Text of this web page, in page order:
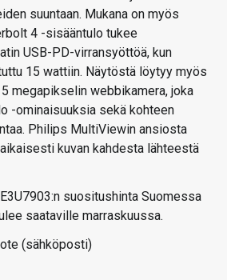
suuntaan. Mukana on myös
4 -sisääntulo tukee
USB-PD-virransyöttöä, kun
15 wattiin. Näytöstä löytyy myös
megapikselin webbikamera, joka
-ominaisuuksia sekä kohteen
Philips MultiViewin ansiosta
kuvan kahdesta lähteestä
suositushinta Suomessa
saataville marraskuussa.
(sähköposti)